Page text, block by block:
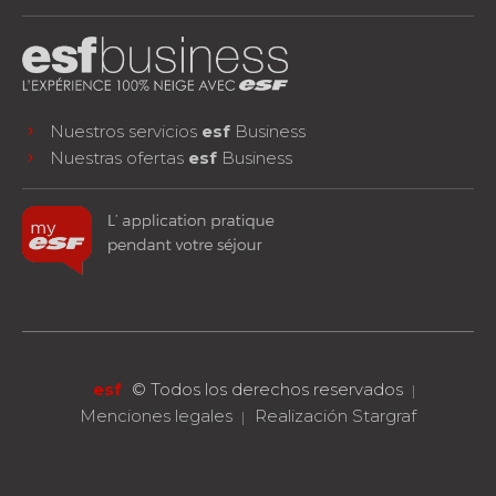
RESERVA
Nuestros servicios esf Business
Nuestras ofertas esf Business
esf © Todos los derechos reservados
Menciones legales
Realización Stargraf